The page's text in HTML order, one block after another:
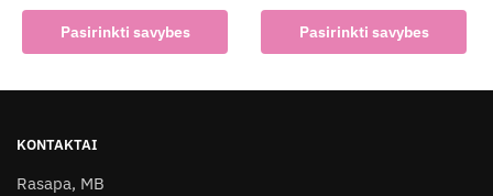
price
was:
25,00 €.
price
is:
20,00 €.
Pasirinkti savybes
product
options
Pasirinkti savybes
product
KONTAKTAI
Rasapa, MB